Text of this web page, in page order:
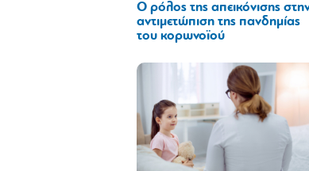
Ο ρόλος της απεικόνισης
αντιμετώπιση της πανδημίας
του κορωνοϊού